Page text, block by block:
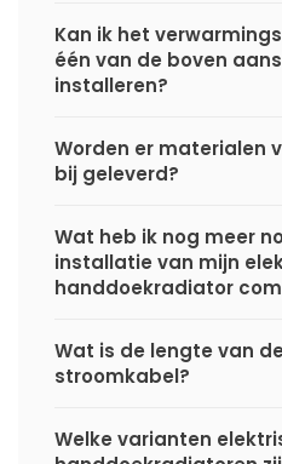
Kan ik het
één van de boven
installeren?
Worden er materialen
bij geleverd?
Wat heb ik nog meer
installatie van mijn
handdoekradiator
Wat is de lengte van
stroomkabel?
Welke varianten